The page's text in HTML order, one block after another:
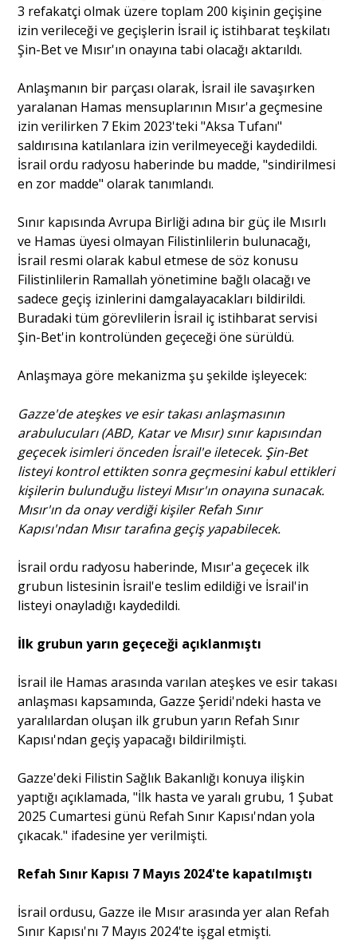
Portre
Yazarlar
Eğitim
Dosya Haber
Ankara Analiz
Sağlık
3 refakatçi olmak üzere toplam 200 kişinin geçişine
izin verileceği ve geçişlerin İsrail iç istihbarat teşkilatı
Şin-Bet ve Mısır'ın onayına tabi olacağı aktarıldı.
Anlaşmanın bir parçası olarak, İsrail ile savaşırken
yaralanan Hamas mensuplarının Mısır'a geçmesine
izin verilirken 7 Ekim 2023'teki "Aksa Tufanı"
saldırısına katılanlara izin verilmeyeceği kaydedildi.
İsrail ordu radyosu haberinde bu madde, "sindirilmesi
en zor madde" olarak tanımlandı.
Sınır kapısında Avrupa Birliği adına bir güç ile Mısırlı
ve Hamas üyesi olmayan Filistinlilerin bulunacağı,
İsrail resmi olarak kabul etmese de söz konusu
Filistinlilerin Ramallah yönetimine bağlı olacağı ve
sadece geçiş izinlerini damgalayacakları bildirildi.
Buradaki tüm görevlilerin İsrail iç istihbarat servisi
Şin-Bet'in kontrolünden geçeceği öne sürüldü.
Anlaşmaya göre mekanizma şu şekilde işleyecek:
Gazze'de ateşkes ve esir takası anlaşmasının
arabulucuları (ABD, Katar ve Mısır) sınır kapısından
geçecek isimleri önceden İsrail'e iletecek. Şin-Bet
listeyi kontrol ettikten sonra geçmesini kabul ettikleri
kişilerin bulunduğu listeyi Mısır'ın onayına sunacak.
Mısır'ın da onay verdiği kişiler Refah Sınır
Kapısı'ndan Mısır tarafına geçiş yapabilecek.
İsrail ordu radyosu haberinde, Mısır'a geçecek ilk
grubun listesinin İsrail'e teslim edildiği ve İsrail'in
listeyi onayladığı kaydedildi.
İlk grubun yarın geçeceği açıklanmıştı
İsrail ile Hamas arasında varılan ateşkes ve esir takası
anlaşması kapsamında, Gazze Şeridi'ndeki hasta ve
yaralılardan oluşan ilk grubun yarın Refah Sınır
Kapısı'ndan geçiş yapacağı bildirilmişti.
Gazze'deki Filistin Sağlık Bakanlığı konuya ilişkin
yaptığı açıklamada, "İlk hasta ve yaralı grubu, 1 Şubat
2025 Cumartesi günü Refah Sınır Kapısı'ndan yola
çıkacak." ifadesine yer verilmişti.
Refah Sınır Kapısı 7 Mayıs 2024'te kapatılmıştı
İsrail ordusu, Gazze ile Mısır arasında yer alan Refah
Sınır Kapısı'nı 7 Mayıs 2024'te işgal etmişti.